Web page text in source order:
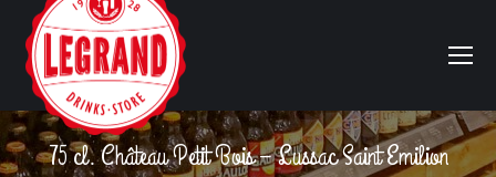
75 cl. Château Petit Bois – Lussac Saint Emilion